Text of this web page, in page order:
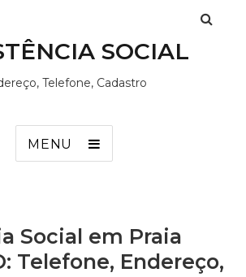
SOCIAL
Telefone, Cadastro
MENU
Social em Praia
Telefone, Endereço,